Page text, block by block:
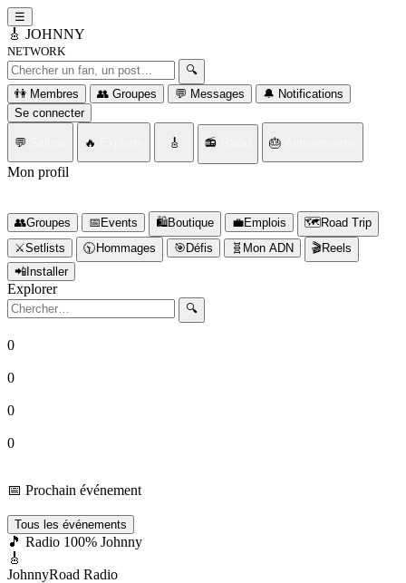
☰
🎸 JOHNNY
NETWORK
Rechercher un fan ou un post
🔍
👫 Membres
👥 Groupes 💬 Messages
🔔 Notifications
Se connecter
💬 🔥 🎸 📻 🎂
Mon profil
👥Groupes 📅Events 🛍️Boutique 💼Emplois 🗺️Road Trip
⚔️Setlists 🕥️Hommages 🎯Défis 🧬 Mon ADN 🎬Reels
📲Installer
Explorer
Rechercher
🔍
0
0
0
0
📅 Prochain événement
Tous les événements
🎵 Radio 100% Johnny
🎸
JohnnyRoad Radio